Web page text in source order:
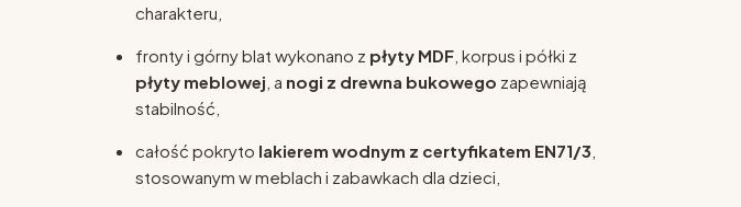
charakteru,
fronty i górny blat wykonano z płyty MDF, korpus i półki z
płyty meblowej , a nogi z drewna bukowego zapewniają
stabilność,
całość pokryto lakierem wodnym z certyfikatem EN71/3
stosowanym w meblach i zabawkach dla dzieci,